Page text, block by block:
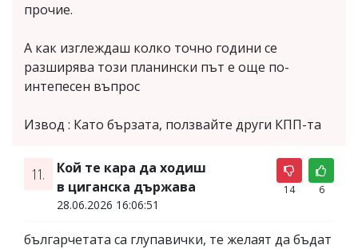
прочие.
А как изглеждаш колко точно години се
разширява този планински път е още по-
интепесен въпрос
Извод : Като бързата, ползвайте други КПП-та
11.
Кой те кара да ходиш
в циганска държава
28.06.2026 16:06:51
14 6
българчетата са глупавички, те желаят да бъдат